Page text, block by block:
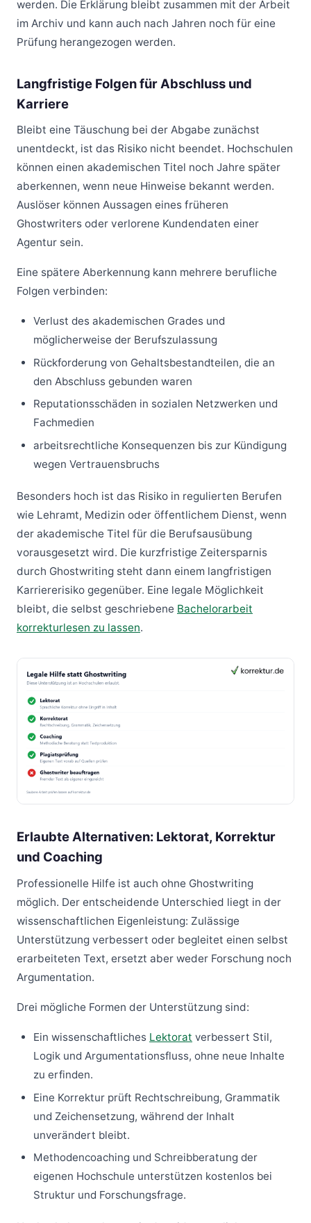
werden. Die Erklärung bleibt zusammen mit der Arbeit
im Archiv und kann auch nach Jahren noch für eine
Prüfung herangezogen werden.
Langfristige Folgen für Abschluss und
Karriere
Bleibt eine Täuschung bei der Abgabe zunächst
unentdeckt, ist das Risiko nicht beendet. Hochschulen
können einen akademischen Titel noch Jahre später
aberkennen, wenn neue Hinweise bekannt werden.
Auslöser können Aussagen eines früheren
Ghostwriters oder verlorene Kundendaten einer
Agentur sein.
Eine spätere Aberkennung kann mehrere berufliche
Folgen verbinden:
Verlust des akademischen Grades und
möglicherweise der Berufszulassung
Rückforderung von Gehaltsbestandteilen, die an
den Abschluss gebunden waren
Reputationsschäden in sozialen Netzwerken und
Fachmedien
arbeitsrechtliche Konsequenzen bis zur Kündigung
wegen Vertrauensbruchs
Besonders hoch ist das Risiko in regulierten Berufen
wie Lehramt, Medizin oder öffentlichem Dienst, wenn
der akademische Titel für die Berufsausübung
vorausgesetzt wird. Die kurzfristige Zeitersparnis
durch Ghostwriting steht dann einem langfristigen
Karriererisiko gegenüber. Eine legale Möglichkeit
bleibt, die selbst geschriebene Bachelorarbeit
korrekturlesen zu lassen.
Erlaubte Alternativen: Lektorat, Korrektur
und Coaching
Professionelle Hilfe ist auch ohne Ghostwriting
möglich. Der entscheidende Unterschied liegt in der
wissenschaftlichen Eigenleistung: Zulässige
Unterstützung verbessert oder begleitet einen selbst
erarbeiteten Text, ersetzt aber weder Forschung noch
Argumentation.
Drei mögliche Formen der Unterstützung sind:
Ein wissenschaftliches Lektorat verbessert Stil,
Logik und Argumentationsfluss, ohne neue Inhalte
zu erfinden.
Eine Korrektur prüft Rechtschreibung, Grammatik
und Zeichensetzung, während der Inhalt
unverändert bleibt.
Methodencoaching und Schreibberatung der
eigenen Hochschule unterstützen kostenlos bei
Struktur und Forschungsfrage.